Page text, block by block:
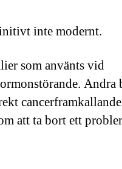
inte modernt.
som använts vid
Andra
att ta bort ett